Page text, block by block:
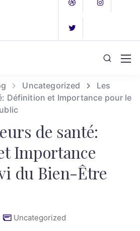
Uncategorized
Les
Définition et Importance pour le
de santé:
Importance
du Bien-Être
Uncategorized